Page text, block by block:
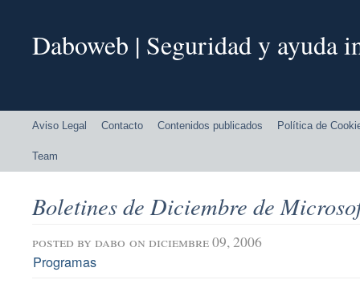
Daboweb | Seguridad y ayuda
Aviso Legal Contacto Contenidos publicados Política de
Team
Boletines de Diciembre de
posted by dabo on diciembre 09, 2006
Programas